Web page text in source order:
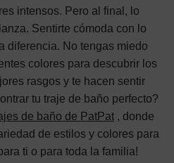
intensos. Pero al final, lo
Sentirte cómoda con lo
diferencia. No tengas miedo
colores para descubrir los
rasgos y te hacen sentir
tu traje de baño perfecto?
de baño de PatPat , donde
de estilos y colores para
ti o para toda la familia!